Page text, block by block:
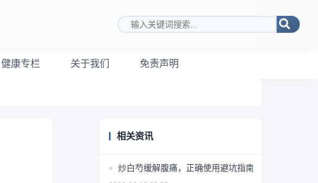
搜索关键词
健康专栏 关于我们 免责声明
相关资讯
炒白芍缓解腹痛，正确使用避坑指南